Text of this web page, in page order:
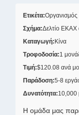
Ετικέτα:
Σχήμα:Δελτίο ΕΚΑΧ
Καταγωγή: Κίνα
Τροφοδοσία:1
Τιμή:$120.08 ανά
Παράδοση:5-8
Δυνατότητα:10,000
Η ομάδα μας